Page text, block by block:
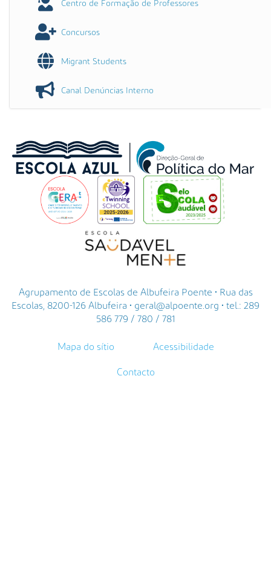
Centro de Formação de Professores
Concursos
Migrant Students
Canal Denúncias Interno
Agrupamento de Escolas de Albufeira Poente • Rua das
Escolas, 8200-126 Albufeira • geral@alpoente.org • tel.: 289
586 779 / 780 / 781
Mapa do sítio Acessibilidade
Contacto